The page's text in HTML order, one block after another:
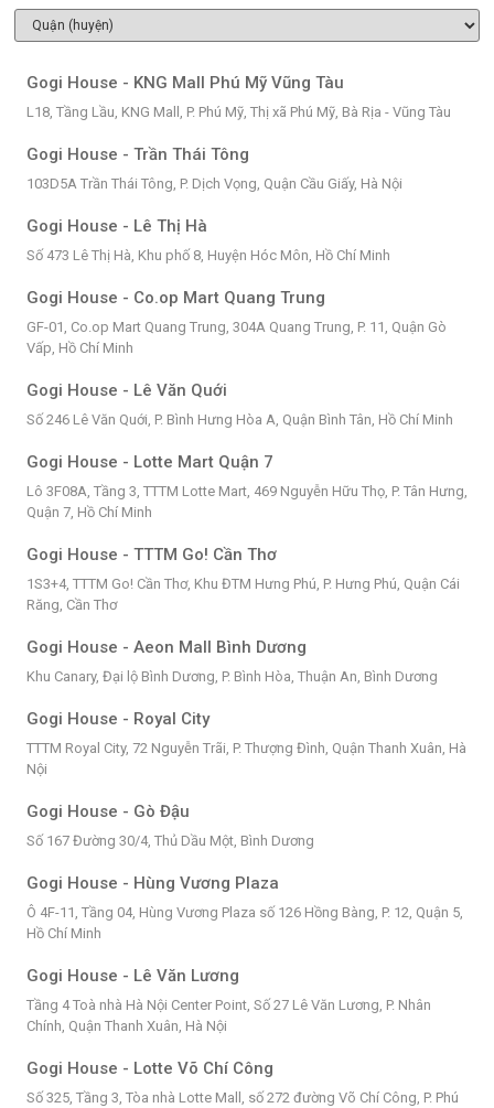
Gogi House - KNG Mall Phú Mỹ Vũng Tàu
L18, Tầng Lầu, KNG Mall, P. Phú Mỹ, Thị xã Phú Mỹ, Bà Rịa - Vũng Tàu
Gogi House - Trần Thái Tông
103D5A Trần Thái Tông, P. Dịch Vọng, Quận Cầu Giấy, Hà Nội
Gogi House - Lê Thị Hà
Số 473 Lê Thị Hà, Khu phố 8, Huyện Hóc Môn, Hồ Chí Minh
Gogi House - Co.op Mart Quang Trung
GF-01, Co.op Mart Quang Trung, 304A Quang Trung, P. 11, Quận Gò
Vấp, Hồ Chí Minh
Gogi House - Lê Văn Quới
Số 246 Lê Văn Quới, P. Bình Hưng Hòa A, Quận Bình Tân, Hồ Chí Minh
Gogi House - Lotte Mart Quận 7
Lô 3F08A, Tầng 3, TTTM Lotte Mart, 469 Nguyễn Hữu Thọ, P. Tân Hưng,
Quận 7, Hồ Chí Minh
Gogi House - TTTM Go! Cần Thơ
1S3+4, TTTM Go! Cần Thơ, Khu ĐTM Hưng Phú, P. Hưng Phú, Quận Cái
Răng, Cần Thơ
Gogi House - Aeon Mall Bình Dương
Khu Canary, Đại lộ Bình Dương, P. Bình Hòa, Thuận An, Bình Dương
Gogi House - Royal City
TTTM Royal City, 72 Nguyễn Trãi, P. Thượng Đình, Quận Thanh Xuân, Hà
Nội
Gogi House - Gò Đậu
Số 167 Đường 30/4, Thủ Dầu Một, Bình Dương
Gogi House - Hùng Vương Plaza
Ô 4F-11, Tầng 04, Hùng Vương Plaza số 126 Hồng Bàng, P. 12, Quận 5,
Hồ Chí Minh
Gogi House - Lê Văn Lương
Tầng 4 Toà nhà Hà Nội Center Point, Số 27 Lê Văn Lương, P. Nhân
Chính, Quận Thanh Xuân, Hà Nội
Gogi House - Lotte Võ Chí Công
Số 325, Tầng 3, Tòa nhà Lotte Mall, số 272 đường Võ Chí Công, P. Phú